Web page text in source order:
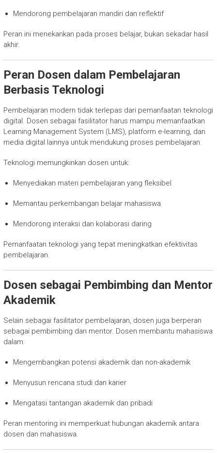
Mendorong pembelajaran mandiri dan reflektif
Peran ini menekankan pada proses belajar, bukan sekadar hasil
akhir.
Peran Dosen dalam Pembelajaran
Berbasis Teknologi
Pembelajaran modern tidak terlepas dari pemanfaatan teknologi
digital. Dosen sebagai fasilitator harus mampu memanfaatkan
Learning Management System (LMS), platform e-learning, dan
media digital lainnya untuk mendukung proses pembelajaran.
Teknologi memungkinkan dosen untuk:
Menyediakan materi pembelajaran yang fleksibel
Memantau perkembangan belajar mahasiswa
Mendorong interaksi dan kolaborasi daring
Pemanfaatan teknologi yang tepat meningkatkan efektivitas
pembelajaran.
Dosen sebagai Pembimbing dan Mentor
Akademik
Selain sebagai fasilitator pembelajaran, dosen juga berperan
sebagai pembimbing dan mentor. Dosen membantu mahasiswa
dalam:
Mengembangkan potensi akademik dan non-akademik
Menyusun rencana studi dan karier
Mengatasi tantangan akademik dan pribadi
Peran mentoring ini memperkuat hubungan akademik antara
dosen dan mahasiswa.